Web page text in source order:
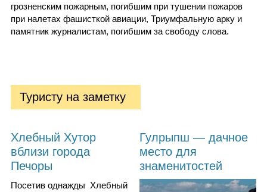
грозненским пожарным, погибшим при тушении пожаров
при налетах фашисткой авиации, Триумфальную арку и
памятник журналистам, погибшим за свободу слова.
Туристу на заметку
Хлебный Хутор
вблизи города
Печоры
Посетив однажды Хлебный
Гулрыпш — дачное
место для
знаменитостей